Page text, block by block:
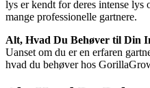
lys er kendt for deres intense
mange professionelle gartnere.
Alt, Hvad Du Behøver til Din
Uanset om du er en erfaren
hvad du behøver hos